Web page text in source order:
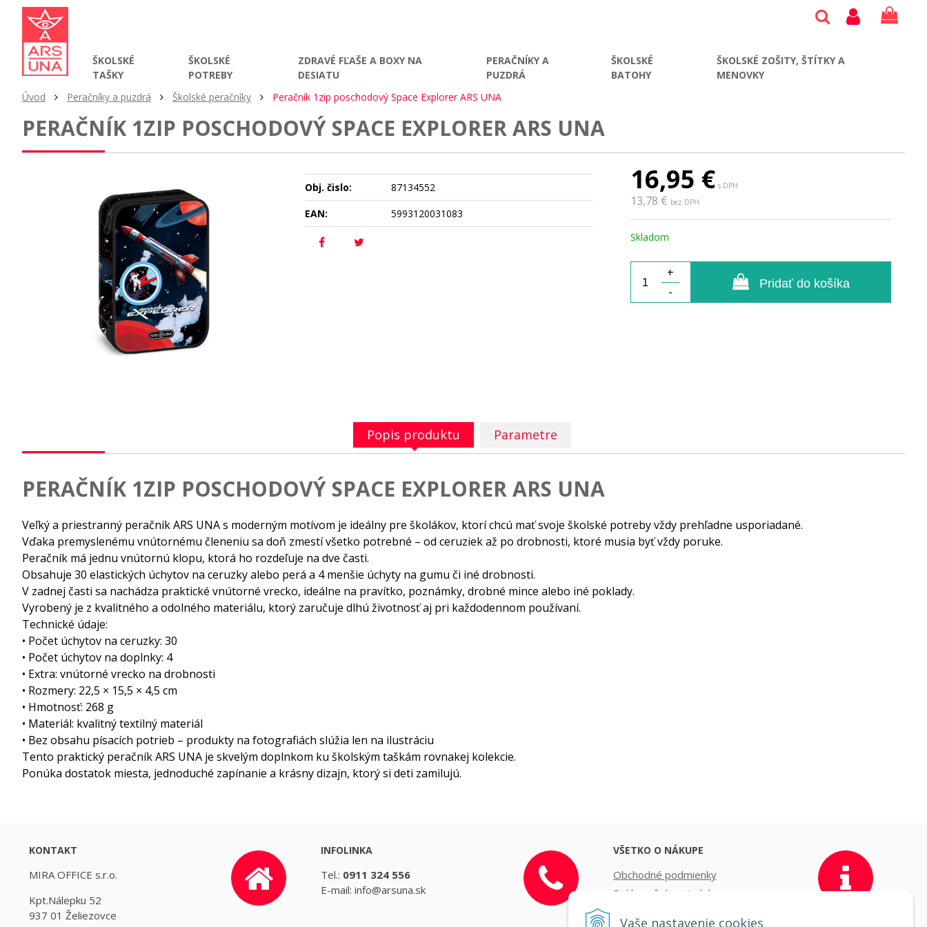
Vaše nastavenie cookies
ŠKOLSKÉ
TAŠKY
ŠKOLSKÉ
POTREBY
ZDRAVÉ FĽAŠE A BOXY NA
DESIATU
PERAČNÍKY A
PUZDRÁ
ŠKOLSKÉ
BATOHY
ŠKOLSKÉ ZOŠITY, ŠTÍTKY A
MENOVKY
Úvod
Peračníky a puzdrá Školské peračníky Peračník 1zip poschodový Space Explorer ARS UNA
PERAČNÍK 1ZIP POSCHODOVÝ SPACE EXPLORER ARS UNA
16,95 € s DPH
13,78 € bez DPH
Skladom
+
-
Pridať do košíka
Obj. čislo:
87134552
EAN:
5993120031083
Popis produktu Parametre
PERAČNÍK 1ZIP POSCHODOVÝ SPACE EXPLORER ARS UNA
Veľký a priestranný peračník ARS UNA s moderným motívom je ideálny pre školákov, ktorí chcú mať svoje školské potreby vždy prehľadne usporiadané.
Vďaka premyslenému vnútornému členeniu sa doň zmestí všetko potrebné – od ceruziek až po drobnosti, ktoré musia byť vždy poruke.
Peračník má jednu vnútornú klopu, ktorá ho rozdeľuje na dve časti.
Obsahuje 30 elastických úchytov na ceruzky alebo perá a 4 menšie úchyty na gumu či iné drobnosti.
V zadnej časti sa nachádza praktické vnútorné vrecko, ideálne na pravítko, poznámky, drobné mince alebo iné poklady.
Vyrobený je z kvalitného a odolného materiálu, ktorý zaručuje dlhú životnosť aj pri každodennom používaní.
Technické údaje:
• Počet úchytov na ceruzky: 30
• Počet úchytov na doplnky: 4
• Extra: vnútorné vrecko na drobnosti
• Rozmery: 22,5 × 15,5 × 4,5 cm
• Hmotnosť: 268 g
• Materiál: kvalitný textilný materiál
• Bez obsahu písacích potrieb – produkty na fotografiách slúžia len na ilustráciu
Tento praktický peračník ARS UNA je skvelým doplnkom ku školským taškám rovnakej kolekcie.
Ponúka dostatok miesta, jednoduché zapínanie a krásny dizajn, ktorý si deti zamilujú.
KONTAKT
MIRA OFFICE s.r.o.
Kpt.Nálepku 52
937 01 Želiezovce
INFOLINKA
Tel.: 0911 324 556
E-mail: info@arsuna.sk
VŠETKO O NÁKUPE
Obchodné podmienky
Reklamačný poriadok